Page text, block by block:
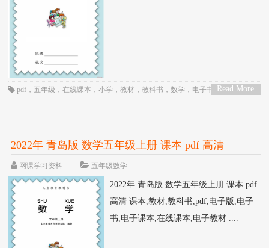
Read More
pdf ， 五年级 ，在线课本 ，小学 ，教材 ，教科书 ，数学 ， 电子书 ，电子教
2022年 青岛版 数学五年级上册 课本 pdf 高清
网课学习资料 五年级数学
2022年 青岛版 数学五年级上册 课本 pdf
高清 课本,教材,教科书,pdf,电子版,电子
书,电子课本,在线课本,电子教材 ....